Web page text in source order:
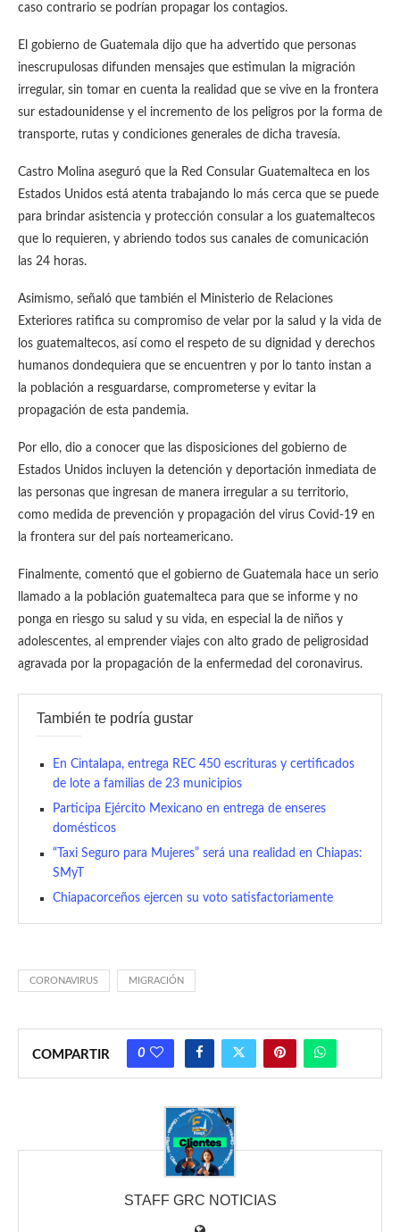
caso contrario se podrían propagar los contagios.
El gobierno de Guatemala dijo que ha advertido que personas
inescrupulosas difunden mensajes que estimulan la migración
irregular, sin tomar en cuenta la realidad que se vive en la frontera
sur estadounidense y el incremento de los peligros por la forma de
transporte, rutas y condiciones generales de dicha travesía.
Castro Molina aseguró que la Red Consular Guatemalteca en los
Estados Unidos está atenta trabajando lo más cerca que se puede
para brindar asistencia y protección consular a los guatemaltecos
que lo requieren, y abriendo todos sus canales de comunicación
las 24 horas.
Asimismo, señaló que también el Ministerio de Relaciones
Exteriores ratifica su compromiso de velar por la salud y la vida de
los guatemaltecos, así como el respeto de su dignidad y derechos
humanos dondequiera que se encuentren y por lo tanto instan a
la población a resguardarse, comprometerse y evitar la
propagación de esta pandemia.
Por ello, dio a conocer que las disposiciones del gobierno de
Estados Unidos incluyen la detención y deportación inmediata de
las personas que ingresan de manera irregular a su territorio,
como medida de prevención y propagación del virus Covid-19 en
la frontera sur del país norteamericano.
Finalmente, comentó que el gobierno de Guatemala hace un serio
llamado a la población guatemalteca para que se informe y no
ponga en riesgo su salud y su vida, en especial la de niños y
adolescentes, al emprender viajes con alto grado de peligrosidad
agravada por la propagación de la enfermedad del coronavirus.
También te podría gustar
En Cintalapa, entrega REC 450 escrituras y certificados
de lote a familias de 23 municipios
Participa Ejército Mexicano en entrega de enseres
domésticos
“Taxi Seguro para Mujeres” será una realidad en Chiapas:
SMyT
Chiapacorceños ejercen su voto satisfactoriamente
CORONAVIRUS MIGRACIÓN
COMPARTIR 0
STAFF GRC NOTICIAS